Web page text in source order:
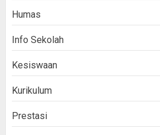
Humas
Info Sekolah
Kesiswaan
Kurikulum
Prestasi